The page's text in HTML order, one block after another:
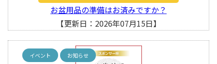
お盆用品の準備はお済みですか？
【更新日：2026年07月15日】
イベント お知らせ